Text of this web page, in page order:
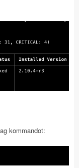
kommandot: